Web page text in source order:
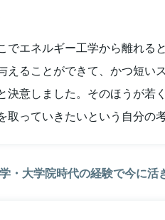
でエネルギー工学から離れる
えることができて、かつ短い
決意しました。そのほうが若
取っていきたいという自分の
・大学院時代の経験で今に活